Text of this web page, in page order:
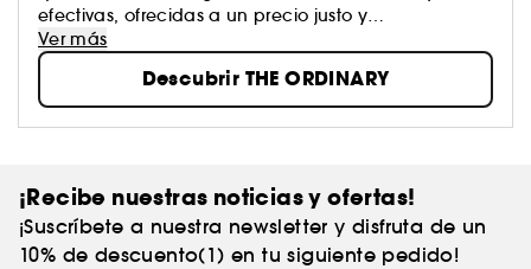
efectivas, ofrecidas a un precio justo y
acompañadas de un discurso transparente.
Algunas tecnologías ahora "ordinarias" se presentan
como revolucionarias y se ofrecen a precios
injustificados, lo que perturba al consumidor.
Ver más
Descubrir THE ORDINARY
¡Recibe nuestras noticias y ofertas!
¡Suscríbete a nuestra newsletter y disfruta de un
10% de descuento(1) en tu siguiente pedido!